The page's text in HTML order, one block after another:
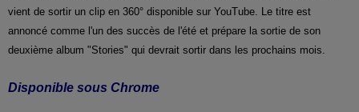
vient de sortir un clip en 360° disponible sur YouTube. Le titre est
annoncé comme l'un des succès de l'été et prépare la sortie de son
deuxième album "Stories" qui devrait sortir dans les prochains mois.
Disponible sous Chrome